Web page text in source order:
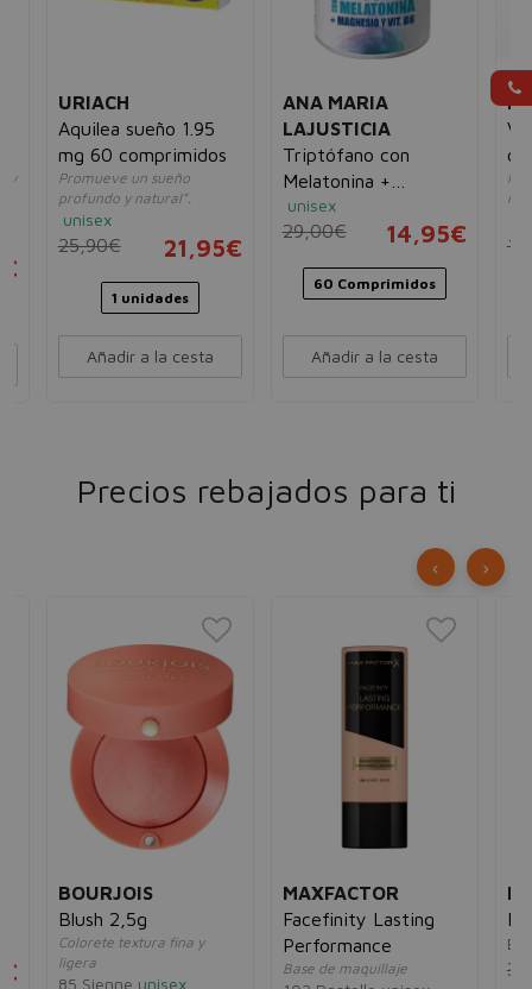
y
URIACH
Aquilea sueño 1.95
mg 60 comprimidos
Promueve un sueño
profundo y natural".
unisex
25,90€ 21,95€
1 unidades
Añadir a la cesta
ANA MARIA
LAJUSTICIA
Triptófano con
Melatonina +
Magnesio y Vitamina
B6
unisex
29,00€ 14,95€
60 Comprimidos
Añadir a la cesta
Precios rebajados para ti
BOURJOIS
Blush 2,5g
Colorete textura fina y
ligera
85 Sienne unisex
MAXFACTOR
Facefinity Lasting
Performance
Base de maquillaje
‹ ›